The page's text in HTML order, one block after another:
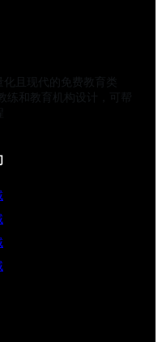
且现代的免费教育类
和教育机构设计，可帮